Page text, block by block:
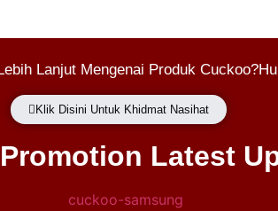
Lanjut Mengenai Produk
Klik Disini Untuk Khidmat Nasihat
Latest